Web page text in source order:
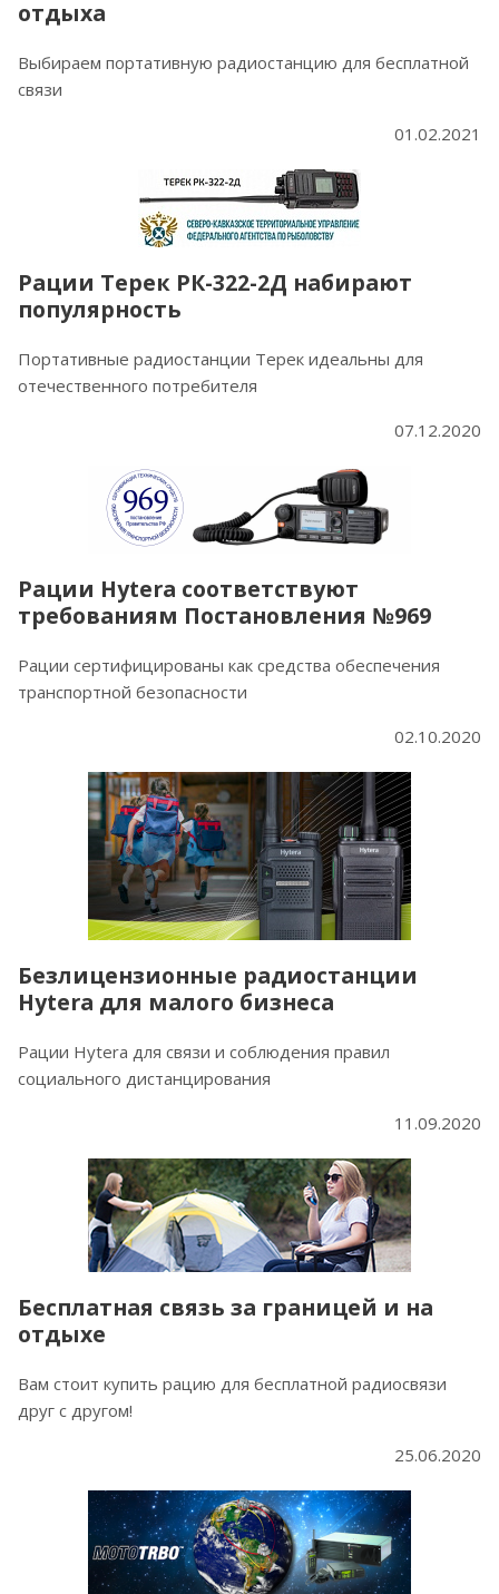
отдыха
Выбираем портативную радиостанцию для бесплатной
связи
01.02.2021
Рации Терек РК-322-2Д набирают
популярность
Портативные радиостанции Терек идеальны для
отечественного потребителя
07.12.2020
Рации Hytera соответствуют
требованиям Постановления №969
Рации сертифицированы как средства обеспечения
транспортной безопасности
02.10.2020
Безлицензионные радиостанции
Hytera для малого бизнеса
Рации Hytera для связи и соблюдения правил
социального дистанцирования
11.09.2020
Бесплатная связь за границей и на
отдыхе
Вам стоит купить рацию для бесплатной радиосвязи
друг с другом!
25.06.2020